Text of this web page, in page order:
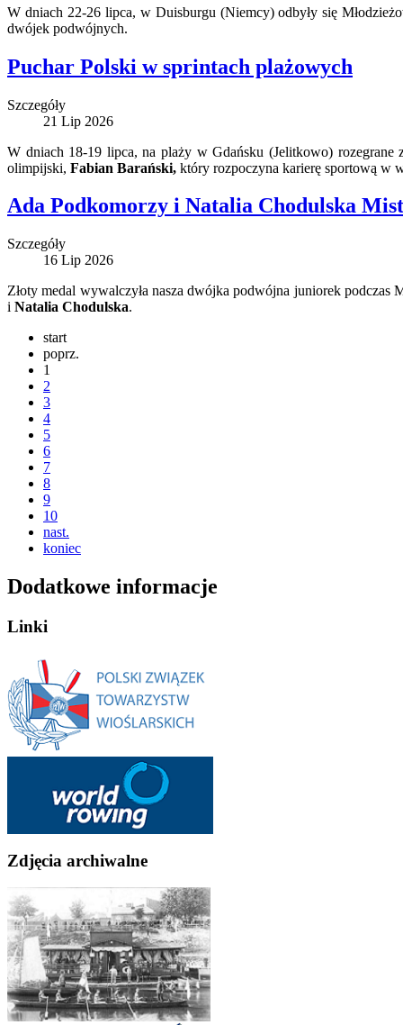
W dniach 22-26 lipca, w Duisburgu (Niemcy) odbyły się
dwójek podwójnych.
Puchar Polski w sprintach plażowych
Szczegóły
21 Lip 2026
W dniach 18-19 lipca, na plaży w Gdańsku (Jelitkowo) rozegrane
olimpijski, Fabian Barański, który rozpoczyna karierę sportową w
Ada Podkomorzy i Natalia Chodulska
Szczegóły
16 Lip 2026
Złoty medal wywalczyła nasza dwójka podwójna juniorek
i Natalia Chodulska.
start
poprz.
1
2
3
4
5
6
7
8
9
10
nast.
koniec
Dodatkowe informacje
Linki
Zdjęcia archiwalne